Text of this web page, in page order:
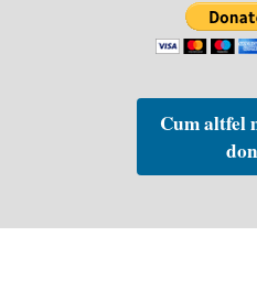
Cum altfel